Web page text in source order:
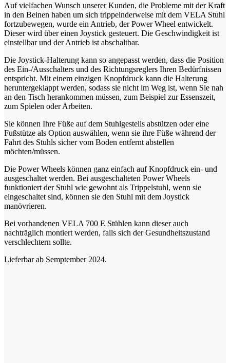
Auf vielfachen Wunsch unserer Kunden, die Probleme mit der Kraft
in den Beinen haben um sich trippelnderweise mit dem VELA Stuhl
fortzubewegen, wurde ein Antrieb, der Power Wheel entwickelt.
Dieser wird über einen Joystick gesteuert. Die Geschwindigkeit ist
einstellbar und der Antrieb ist abschaltbar.
Die Joystick-Halterung kann so angepasst werden, dass die Position
des Ein-/Ausschalters und des Richtungsreglers Ihren Bedürfnissen
entspricht. Mit einem einzigen Knopfdruck kann die Halterung
heruntergeklappt werden, sodass sie nicht im Weg ist, wenn Sie nah
an den Tisch herankommen müssen, zum Beispiel zur Essenszeit,
zum Spielen oder Arbeiten.
Sie können Ihre Füße auf dem Stuhlgestells abstützen oder eine
Fußstütze als Option auswählen, wenn sie ihre Füße während der
Fahrt des Stuhls sicher vom Boden entfernt abstellen
möchten/müssen.
Die Power Wheels können ganz einfach auf Knopfdruck ein- und
ausgeschaltet werden. Bei ausgeschalteten Power Wheels
funktioniert der Stuhl wie gewohnt als Trippelstuhl, wenn sie
eingeschaltet sind, können sie den Stuhl mit dem Joystick
manövrieren.
Bei vorhandenen VELA 700 E Stühlen kann dieser auch
nachträglich montiert werden, falls sich der Gesundheitszustand
verschlechtern sollte.
Lieferbar ab Semptember 2024.